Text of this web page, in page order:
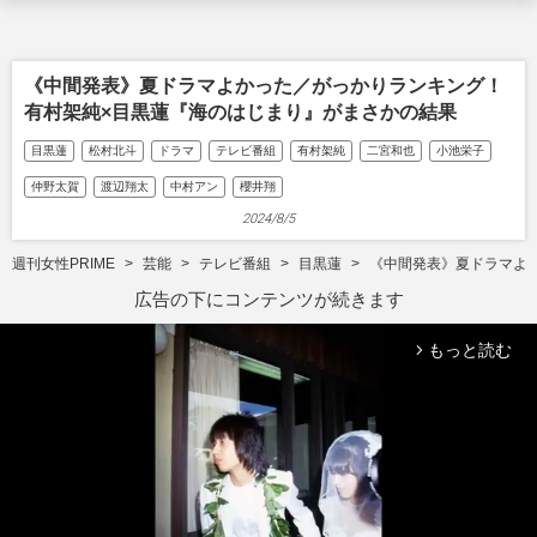
《中間発表》夏ドラマよかった／がっかりランキング！
有村架純×目黒蓮『海のはじまり』がまさかの結果
目黒蓮 松村北斗 ドラマ テレビ番組 有村架純 二宮和也 小池栄子
仲野太賀 渡辺翔太 中村アン 櫻井翔
2024/8/5
週刊女性PRIME 芸能 テレビ番組 目黒蓮 《中間発表》夏ドラマ
広告の下にコンテンツが続きます
arrow_forward_ios もっと読む